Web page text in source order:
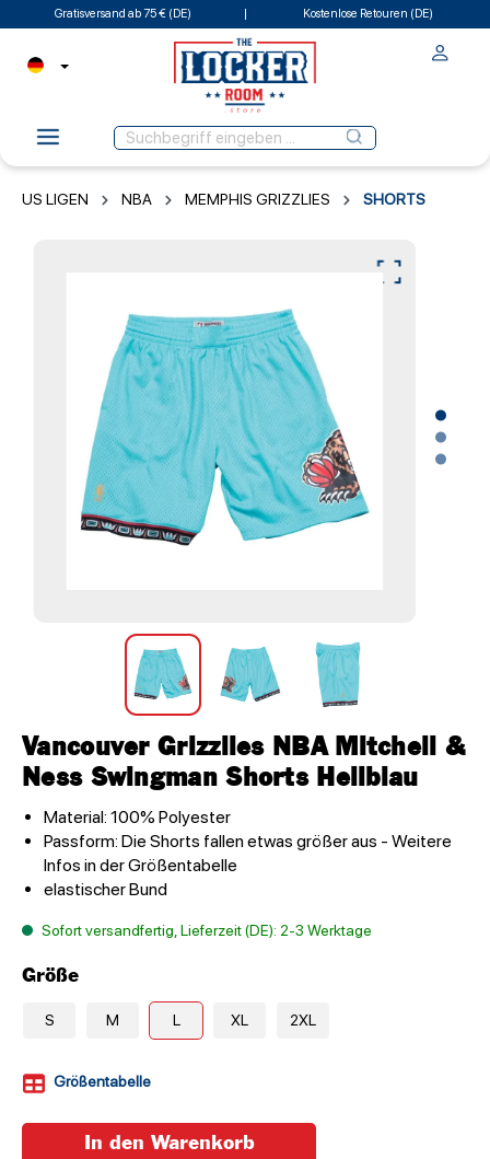
Gratisversand ab 75 € (DE) Kostenlose Retouren (DE)
US LIGEN NBA MEMPHIS GRIZZLIES SHORTS
Vancouver Grizzlies NBA Mitchell &
Ness Swingman Shorts Hellblau
Material: 100% Polyester
Passform: Die Shorts fallen etwas größer aus - Weitere
Infos in der Größentabelle
elastischer Bund
Sofort versandfertig, Lieferzeit (DE): 2-3 Werktage
Größe
S M L XL 2XL
Größentabelle
In den Warenkorb